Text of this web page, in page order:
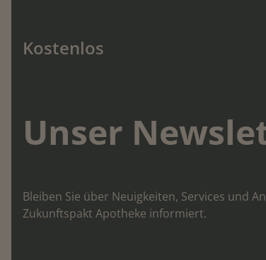
Kostenlos
Unser
Bleiben Sie über Neuigkeiten, Services und
Zukunftspakt Apotheke informiert.